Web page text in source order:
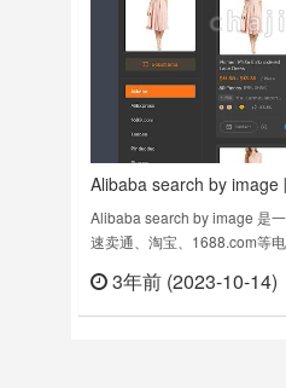
Alibaba search by image
Alibaba search by image 是
速卖通、淘宝、1688.com等
显示进行汇率换算，显示美元
阿里巴巴快捷入口和搜索框
3年前 (2023-10-14)